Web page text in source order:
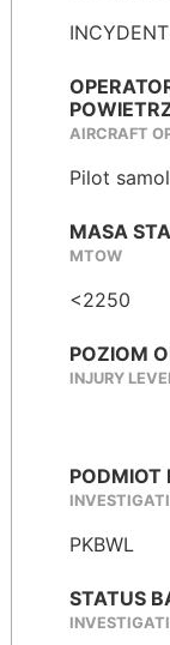
AIRCRAFT
Pilot
MASA
MTOW
<2250
POZIOM
INJURY
PODMIOT
PKBWL
STATUS